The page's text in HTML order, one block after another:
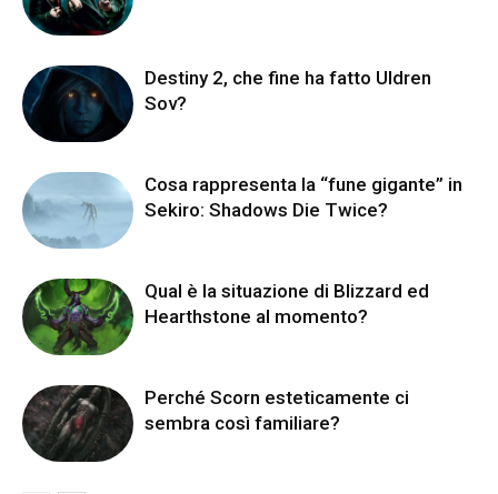
Destiny 2, che fine ha fatto Uldren
Sov?
Cosa rappresenta la “fune gigante” in
Sekiro: Shadows Die Twice?
Qual è la situazione di Blizzard ed
Hearthstone al momento?
Perché Scorn esteticamente ci
sembra così familiare?